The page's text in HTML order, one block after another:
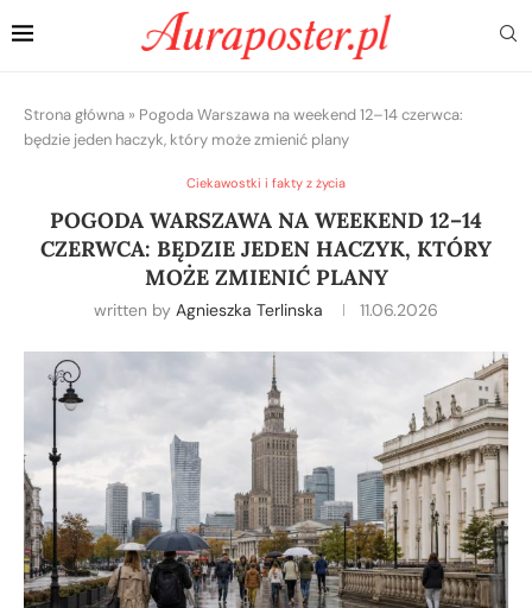
Strona główna » Pogoda Warszawa na weekend 12–14 czerwca:
będzie jeden haczyk, który może zmienić plany
Ciekawostki i fakty z życia
POGODA WARSZAWA NA WEEKEND 12–14
CZERWCA: BĘDZIE JEDEN HACZYK, KTÓRY
MOŻE ZMIENIĆ PLANY
written by Agnieszka Terlinska 11.06.2026